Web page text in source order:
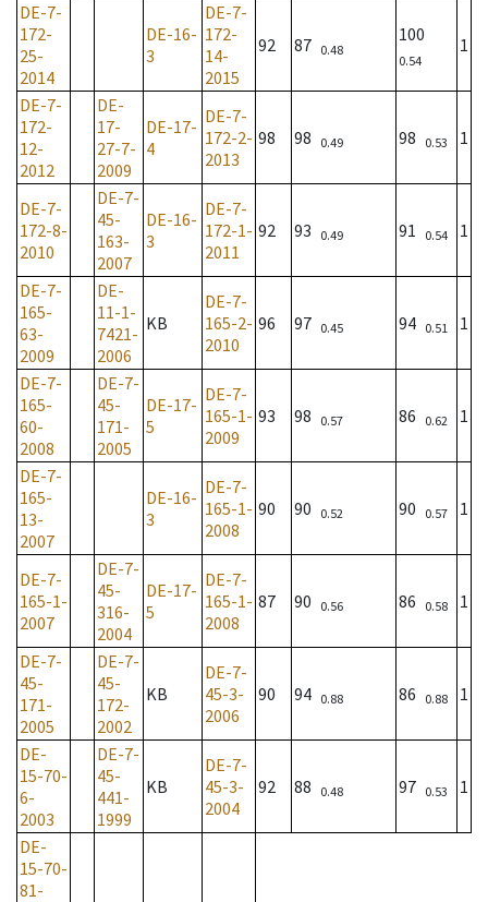
DE-7-
172-
25-
2014
DE-16-
3
DE-7-
172-
14-
2015
92 87 0.48
100
0.54
1
DE-7-
172-
12-
2012
DE-
17-
27-7-
2009
DE-17-
4
DE-7-
172-2-
2013
98 98 0.49 98 0.53 1
DE-7-
172-8-
2010
DE-7-
45-
163-
2007
DE-16-
3
DE-7-
172-1-
2011
92 93 0.49 91 0.54 1
DE-7-
165-
63-
2009
DE-
11-1-
7421-
2006
KB
DE-7-
165-2-
2010
96 97 0.45 94 0.51 1
DE-7-
165-
60-
2008
DE-7-
45-
171-
2005
DE-17-
5
DE-7-
165-1-
2009
93 98 0.57 86 0.62 1
DE-7-
165-
13-
2007
DE-16-
3
DE-7-
165-1-
2008
90 90 0.52 90 0.57 1
DE-7-
165-1-
2007
DE-7-
45-
316-
2004
DE-17-
5
DE-7-
165-1-
2008
87 90 0.56 86 0.58 1
DE-7-
45-
171-
2005
DE-7-
45-
172-
2002
KB
DE-7-
45-3-
2006
90 94 0.88 86 0.88 1
DE-
15-70-
6-
2003
DE-7-
45-
441-
1999
KB
DE-7-
45-3-
2004
92 88 0.48 97 0.53 1
DE-
15-70-
81-